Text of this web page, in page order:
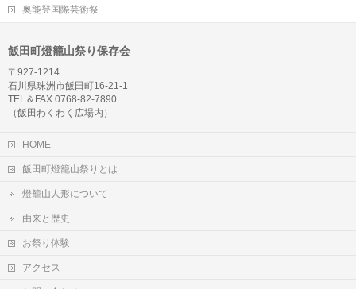
奥能登国際芸術祭
飯田町燈籠山祭り保存会
〒927-1214
石川県珠洲市飯田町16-21-1
TEL＆FAX 0768-82-7890
（飯田わくわく広場内）
HOME
飯田町燈籠山祭りとは
燈籠山人形について
由来と歴史
お祭り体験
アクセス